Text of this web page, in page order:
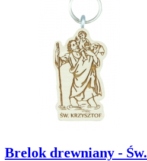
Brelok drewniany -